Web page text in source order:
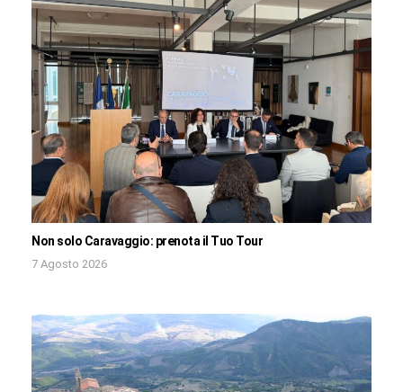
Non solo Caravaggio: prenota il Tuo Tour
7 Agosto 2026